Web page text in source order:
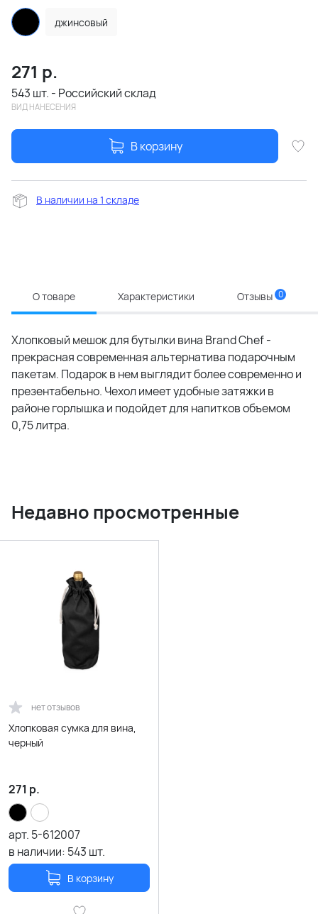
джинсовый
271 р.
543 шт. - Российский склад
ВИД НАНЕСЕНИЯ
В корзину
В наличии на 1 складе
О товаре Характеристики Отзывы 0
Хлопковый мешок для бутылки вина Brand Chef -
прекрасная современная альтернатива подарочным
пакетам. Подарок в нем выглядит более современно и
презентабельно. Чехол имеет удобные затяжки в
районе горлышка и подойдет для напитков объемом
0,75 литра.
Недавно просмотренные
нет отзывов
Хлопковая сумка для вина,
черный
271 р.
арт. 5-612007
в наличии: 543 шт.
В корзину